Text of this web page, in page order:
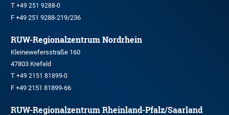
T +49 251 9288-0
F +49 251 9288-219/236
RUW-Regionalzentrum Nordrhein
Kleinewefersstraße 160
47803 Krefeld
T +49 2151 81899-0
F +49 2151 81899-66
RUW-Regionalzentrum Rheinland-Pfalz/Saarland